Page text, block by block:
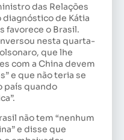
das Relações
de Kátia
favorece o Brasil.
nesta quarta-
que lhe
com a China devem
e que não teria se
país quando
não tem “nenhum
e disse que